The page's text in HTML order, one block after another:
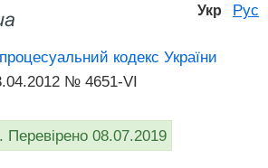
Укр Рус
кодекс України
№ 4651-VI
Перевірено 08.07.2019